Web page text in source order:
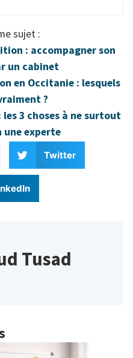
sujet :
: accompagner son
un cabinet
en Occitanie : lesquels
?
3 choses à ne surtout
une experte
Twitter
Tusad